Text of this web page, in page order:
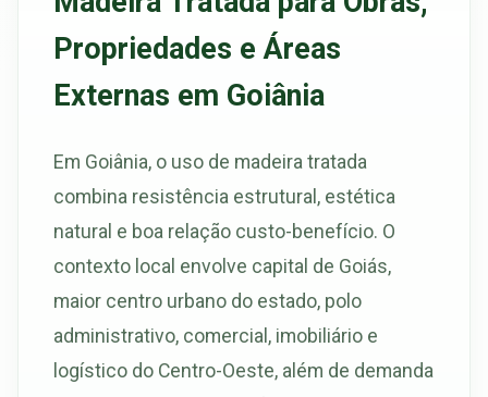
Propriedades e Áreas
Externas em Goiânia
Em Goiânia, o uso de madeira tratada
combina resistência estrutural, estética
natural e boa relação custo-benefício. O
contexto local envolve capital de Goiás,
maior centro urbano do estado, polo
administrativo, comercial, imobiliário e
logístico do Centro-Oeste, além de demanda